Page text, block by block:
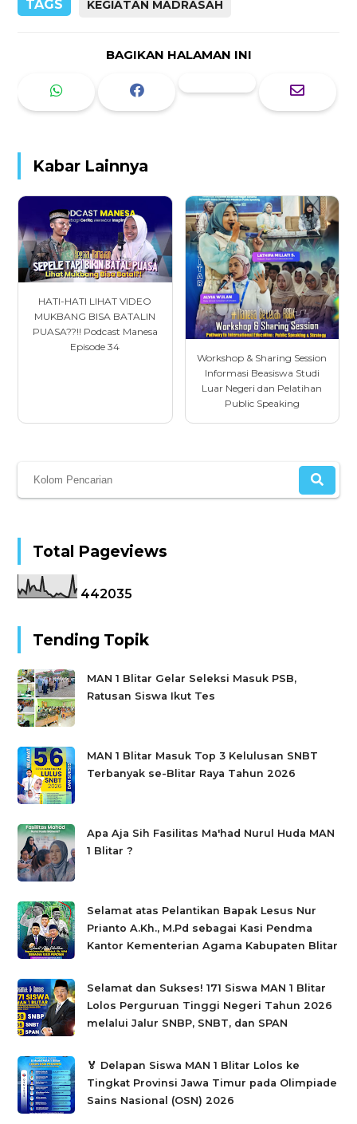
TAGS KEGIATAN MADRASAH
BAGIKAN HALAMAN INI
Kabar Lainnya
HATI-HATI LIHAT VIDEO
MUKBANG BISA BATALIN
PUASA??!! Podcast Manesa
Episode 34
Workshop & Sharing Session
Informasi Beasiswa Studi
Luar Negeri dan Pelatihan
Public Speaking
Total Pageviews
442035
Tending Topik
MAN 1 Blitar Gelar Seleksi Masuk PSB,
Ratusan Siswa Ikut Tes
MAN 1 Blitar Masuk Top 3 Kelulusan SNBT
Terbanyak se-Blitar Raya Tahun 2026
Apa Aja Sih Fasilitas Ma'had Nurul Huda MAN
1 Blitar ?
Selamat atas Pelantikan Bapak Lesus Nur
Prianto A.Kh., M.Pd sebagai Kasi Pendma
Kantor Kementerian Agama Kabupaten Blitar
Selamat dan Sukses! 171 Siswa MAN 1 Blitar
Lolos Perguruan Tinggi Negeri Tahun 2026
melalui Jalur SNBP, SNBT, dan SPAN
🏅 Delapan Siswa MAN 1 Blitar Lolos ke
Tingkat Provinsi Jawa Timur pada Olimpiade
Sains Nasional (OSN) 2026